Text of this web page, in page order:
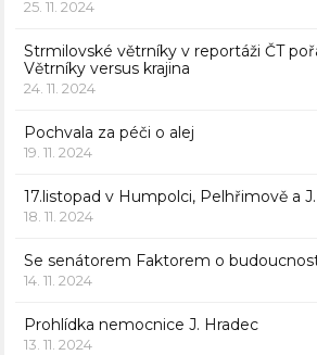
25. 11. 2024
Strmilovské větrníky v reportáži ČT
Větrníky versus krajina
24. 11. 2024
Pochvala za péči o alej
19. 11. 2024
17.listopad v Humpolci, Pelhřimově a
18. 11. 2024
Se senátorem Faktorem o
14. 11. 2024
Prohlídka nemocnice J. Hradec
13. 11. 2024